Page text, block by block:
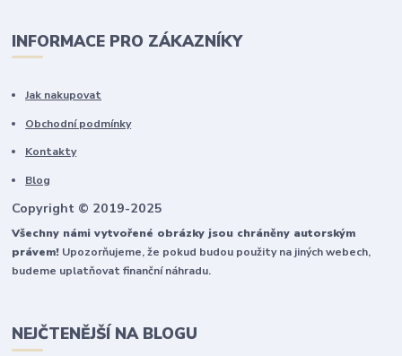
INFORMACE PRO ZÁKAZNÍKY
Jak nakupovat
Obchodní podmínky
Kontakty
Blog
Copyright © 2019-2025
Všechny námi vytvořené obrázky jsou chráněny autorským
právem! Upozorňujeme, že pokud budou použity na jiných webech,
budeme uplatňovat finanční náhradu.
NEJČTENĚJŠÍ NA BLOGU